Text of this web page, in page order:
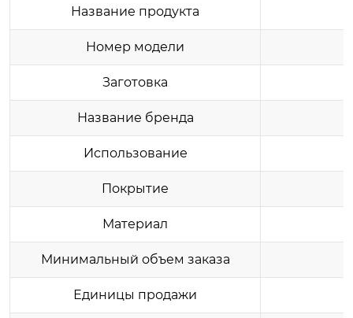
Название продукта
Номер модели
Заготовка
Название бренда
Использование
Покрытие
Материал
Минимальный объем заказа
Единицы продажи